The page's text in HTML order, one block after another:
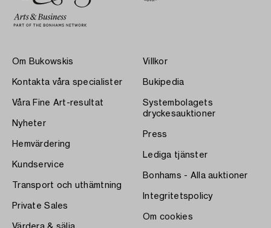
Om Bukowskis
Kontakta våra specialister
Våra Fine Art-resultat
Nyheter
Hemvärdering
Kundservice
Transport och uthämtning
Private Sales
Villkor
Bukipedia
Systembolagets
dryckesauktioner
Press
Lediga tjänster
Bonhams - Alla auktioner
Integritetspolicy
Om cookies